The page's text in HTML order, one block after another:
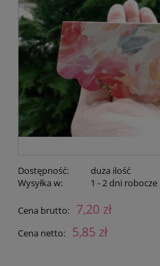
Dostępność:
duża ilość
Wysyłka w:
1 - 2 dni robocze
Cena brutto: 7,20 zł
Cena netto: 5,85 zł